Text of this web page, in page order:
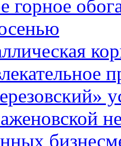
горное